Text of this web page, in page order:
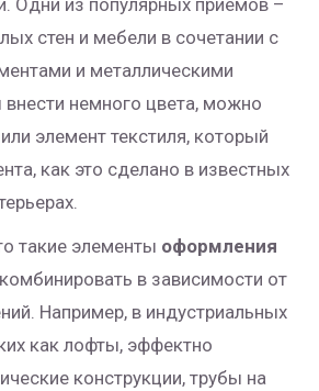
Одни из популярных приемов –
стен и мебели в сочетании с
и металлическими
немного цвета, можно
элемент текстиля, который
как это сделано в известных
такие элементы оформления
в зависимости от
Например, в индустриальных
как лофты, эффектно
конструкции, трубы на